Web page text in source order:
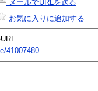
メールでURLを送る
お気に入りに追加する
41007480